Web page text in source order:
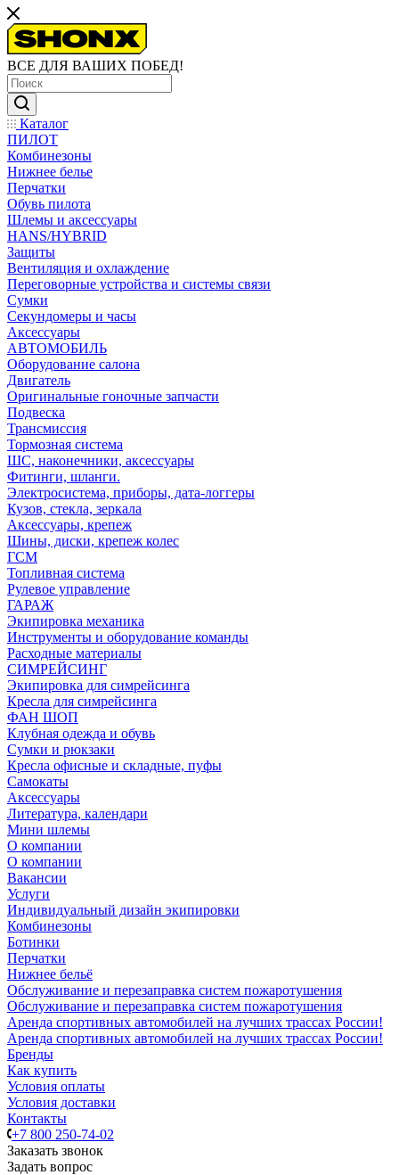
ВСЕ ДЛЯ ВАШИХ ПОБЕД!
Каталог
ПИЛОТ
Комбинезоны
Нижнее белье
Перчатки
Обувь пилота
Шлемы и аксессуары
HANS/HYBRID
Защиты
Вентиляция и охлаждение
Переговорные устройства и системы связи
Сумки
Секундомеры и часы
Аксессуары
АВТОМОБИЛЬ
Оборудование салона
Двигатель
Оригинальные гоночные запчасти
Подвеска
Трансмиссия
Тормозная система
ШС, наконечники, аксессуары
Фитинги, шланги.
Электросистема, приборы, дата-логгеры
Кузов, стекла, зеркала
Аксессуары, крепеж
Шины, диски, крепеж колес
ГСМ
Топливная система
Рулевое управление
ГАРАЖ
Экипировка механика
Инструменты и оборудование команды
Расходные материалы
СИМРЕЙСИНГ
Экипировка для симрейсинга
Кресла для симрейсинга
ФАН ШОП
Клубная одежда и обувь
Сумки и рюкзаки
Кресла офисные и складные, пуфы
Самокаты
Аксессуары
Литература, календари
Мини шлемы
О компании
О компании
Вакансии
Услуги
Индивидуальный дизайн экипировки
Комбинезоны
Ботинки
Перчатки
Нижнее бельё
Обслуживание и перезаправка систем пожаротушения
Обслуживание и перезаправка систем пожаротушения
Аренда спортивных автомобилей на лучших трассах России!
Аренда спортивных автомобилей на лучших трассах России!
Бренды
Как купить
Условия оплаты
Условия доставки
Контакты
+7 800 250-74-02
Заказать звонок
Задать вопрос